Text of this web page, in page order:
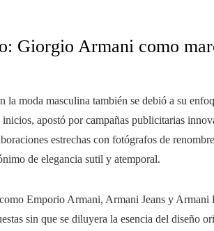
Giorgio Armani como
moda masculina también se debió a su
apostó por campañas publicitarias
estrechas con fotógrafos de
de elegancia sutil y atemporal.
Emporio Armani, Armani Jeans y
sin que se diluyera la esencia del diseño